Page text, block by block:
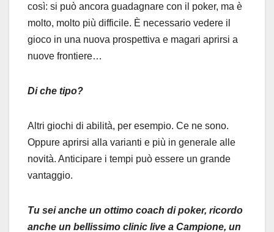
così: si può ancora guadagnare con il poker, ma è
molto, molto più difficile. È necessario vedere il
gioco in una nuova prospettiva e magari aprirsi a
nuove frontiere…
Di che tipo?
Altri giochi di abilità, per esempio. Ce ne sono.
Oppure aprirsi alla varianti e più in generale alle
novità. Anticipare i tempi può essere un grande
vantaggio.
Tu sei anche un ottimo coach di poker, ricordo
anche un bellissimo clinic live a Campione, un